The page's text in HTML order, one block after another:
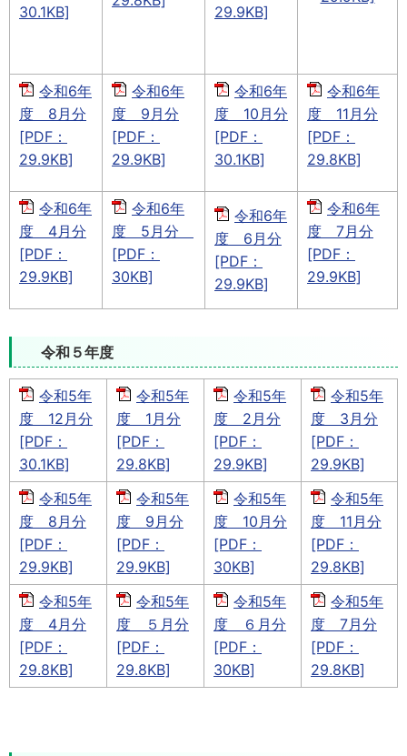
30.1KB]
29.9KB]
令和6年
度 8月分
[PDF：
29.9KB]
令和6年
度 9月分
[PDF：
29.9KB]
令和6年
度 10月分
[PDF：
30.1KB]
令和6年
度 11月分
[PDF：
29.8KB]
令和6年
度 4月分
[PDF：
29.9KB]
令和6年
度 5月分
[PDF：
30KB]
令和6年
度 6月分
[PDF：
29.9KB]
令和6年
度 7月分
[PDF：
29.9KB]
令和５年度
令和5年
度 12月分
[PDF：
30.1KB]
令和5年
度 1月分
[PDF：
29.8KB]
令和5年
度 2月分
[PDF：
29.9KB]
令和5年
度 3月分
[PDF：
29.9KB]
令和5年
度 8月分
[PDF：
29.9KB]
令和5年
度 9月分
[PDF：
29.9KB]
令和5年
度 10月分
[PDF：
30KB]
令和5年
度 11月分
[PDF：
29.8KB]
令和5年
度 4月分
[PDF：
29.8KB]
令和5年
度 ５月分
[PDF：
29.8KB]
令和5年
度 ６月分
[PDF：
30KB]
令和5年
度 7月分
[PDF：
29.8KB]